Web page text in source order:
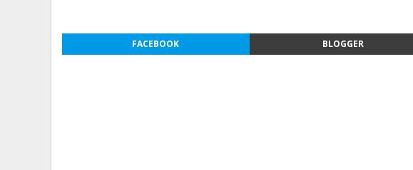
FACEBOOK BLOGGER